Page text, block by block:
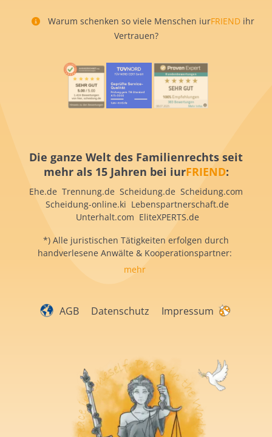
Warum schenken so viele Menschen iurFRIEND ihr
Vertrauen?
Die ganze Welt des Familienrechts seit
mehr als 15 Jahren bei iurFRIEND:
Ehe.de Trennung.de Scheidung.de Scheidung.com
Scheidung-online.ki Lebenspartnerschaft.de
Unterhalt.com EliteXPERTS.de
*) Alle juristischen Tätigkeiten erfolgen durch
handverlesene Anwälte & Kooperationspartner:
mehr
AGB Datenschutz Impressum